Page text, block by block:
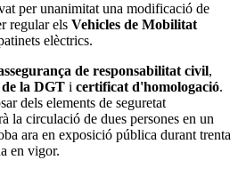
per unanimitat una modificació de
regular els Vehicles de Mobilitat
elèctrics.
de responsabilitat civil,
la DGT i certificat d'homologació.
dels elements de seguretat
la circulació de dues persones en un
ara en exposició pública durant trenta
en vigor.